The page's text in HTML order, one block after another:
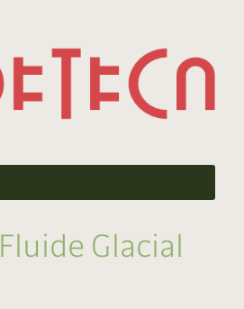
Fluide Glacial